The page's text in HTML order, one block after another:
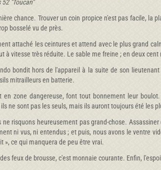
"Toucan"
chance. Trouver un coin propice n'est pas facile, la
bosselé vu de près.
attaché les ceintures et attend avec le plus grand
vitesse très réduite. Le sable me freine ; en deux cent
bondit hors de l'appareil à la suite de son
mitrailleurs en batterie.
zone dangereuse, font tout bonnement leur
ne sont pas les seuls, mais ils auront toujours été les
risquons heureusement pas grand-chose.
ni vus, ni entendus ; et puis, nous avons le ventre
», ce qui manquera de peu être vrai.
feux de brousse, c'est monnaie courante. Enfin,